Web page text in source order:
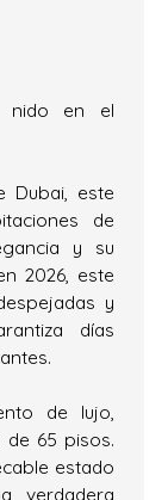
nido en el
Dubai, este
de
y su
2026, este
y
días
de lujo,
65 pisos.
estado
verdadera